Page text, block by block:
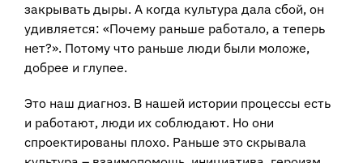
закрывать дыры. А когда культура дала сбой, он
удивляется: «Почему раньше работало, а теперь
нет?». Потому что раньше люди были моложе,
добрее и глупее.
Это наш диагноз. В нашей истории процессы есть
и работают, люди их соблюдают. Но они
спроектированы плохо. Раньше это скрывала